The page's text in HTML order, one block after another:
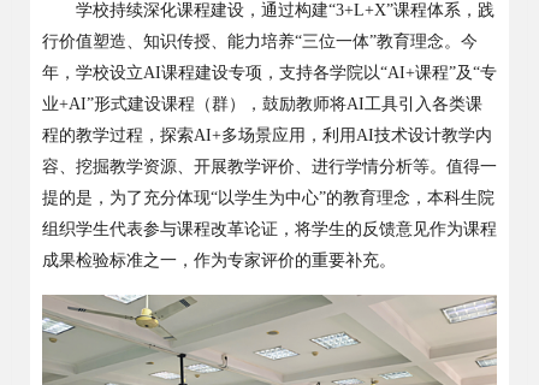
学校持续深化课程建设，通过构建“3+L+X”课程体系，践
行价值塑造、知识传授、能力培养“三位一体”教育理念。今
年，学校设立AI课程建设专项，支持各学院以“AI+课程”及“专
业+AI”形式建设课程（群），鼓励教师将AI工具引入各类课
程的教学过程，探索AI+多场景应用，利用AI技术设计教学内
容、挖掘教学资源、开展教学评价、进行学情分析等。值得一
提的是，为了充分体现“以学生为中心”的教育理念，本科生院
组织学生代表参与课程改革论证，将学生的反馈意见作为课程
成果检验标准之一，作为专家评价的重要补充。